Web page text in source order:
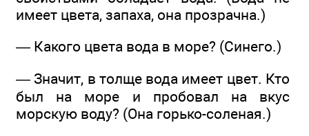
имеет цвета, запаха, она прозрачна.)
— Какого цвета вода в море? (Синего.)
— Значит, в толще вода имеет цвет. Кто
был на море и пробовал на вкус
морскую воду? (Она горько-соленая.)